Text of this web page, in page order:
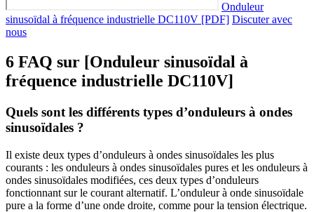
Onduleur
sinusoïdal à fréquence industrielle DC110V [PDF] Discuter avec
nous
6 FAQ sur [Onduleur sinusoïdal à
fréquence industrielle DC110V]
Quels sont les différents types d’onduleurs à ondes
sinusoïdales ?
Il existe deux types d’onduleurs à ondes sinusoïdales les plus
courants : les onduleurs à ondes sinusoïdales pures et les onduleurs à
ondes sinusoïdales modifiées, ces deux types d’onduleurs
fonctionnant sur le courant alternatif. L’onduleur à onde sinusoïdale
pure a la forme d’une onde droite, comme pour la tension électrique.